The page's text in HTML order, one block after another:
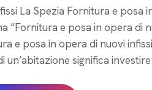
La Spezia Fornitura e posa
“Fornitura e posa in opera di
e posa in opera di nuovi
un’abitazione significa